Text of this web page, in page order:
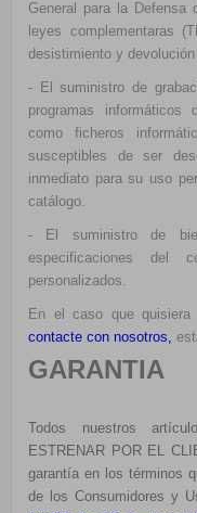
General para la Defensa
leyes complementaras
desistimiento y
- El suministro de
programas informáticos
como ficheros
susceptibles de ser
inmediato para su uso
catálogo.
- El suministro de
especificaciones del
personalizados.
En el caso que
contacte con nosotros,
GARANTIA
Todos nuestros
ESTRENAR POR EL
garantía en los términos
de los Consumidores y